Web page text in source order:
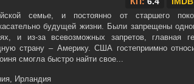
семье, и постоянно от старшего
будущей жизни. Были запрещены
и из-за всевозможных запретов, главная
страну – Америку. США гостеприимно
смогла быстро найти свое...
Ирландия